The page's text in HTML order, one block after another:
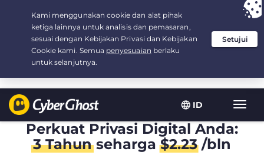
ID
Your choice:The Best Dealfor 3.3333333333333-years at $
/month
Perkuat Privasi Digital Anda:
3 Tahunseharga$2.23/bln